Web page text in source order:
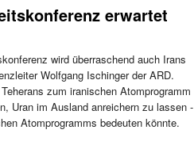
erwartet
wird überraschend auch Irans
Wolfgang Ischinger der ARD.
zum iranischen Atomprogramm
Uran im Ausland anreichern zu lassen -
Atomprogramms bedeuten könnte.